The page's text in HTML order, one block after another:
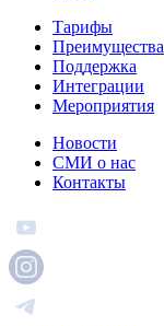
Тарифы
Преимущества
Поддержка
Интеграции
Мероприятия
Новости
СМИ о нас
Контакты